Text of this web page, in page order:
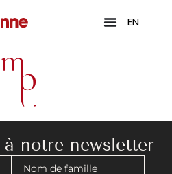
EN
à notre newsletter